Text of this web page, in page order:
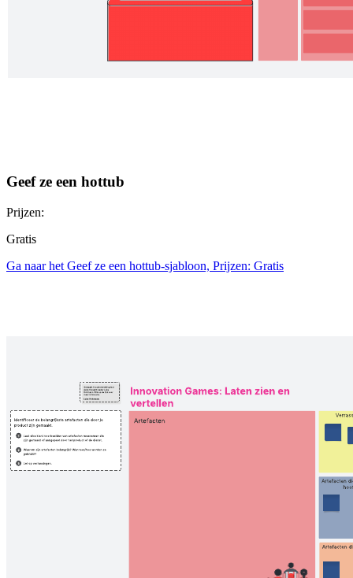
Geef ze een hottub
Prijzen:
Gratis
Ga naar het Geef ze een hottub-sjabloon, Prijzen: Gratis